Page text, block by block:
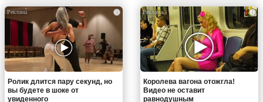
i
Ролик длится пару секунд, но
вы будете в шоке от
увиденного
i
Королева вагона отожгла!
Видео не оставит
равнодушным